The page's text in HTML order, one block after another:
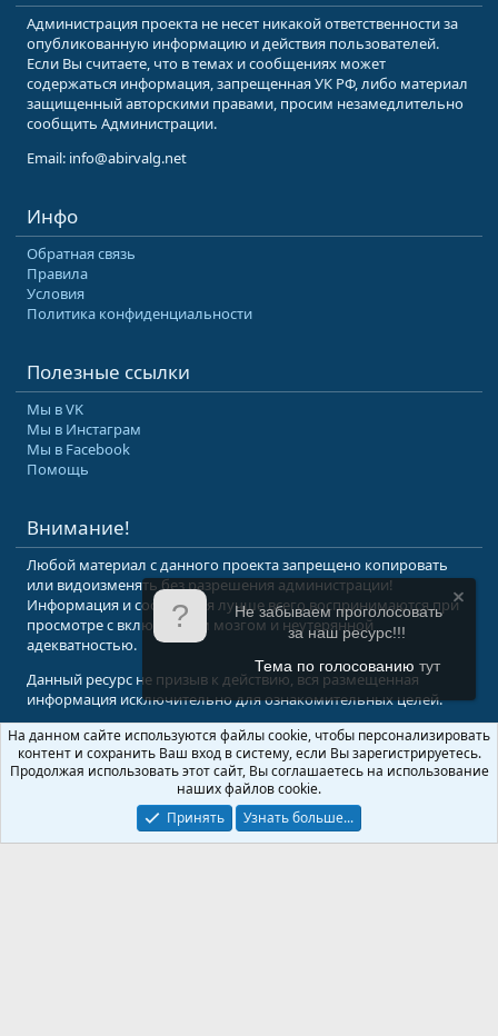
Администрация проекта не несет никакой ответственности за
опубликованную информацию и действия пользователей.
Если Вы считаете, что в темах и сообщениях может
содержаться информация, запрещенная УК РФ, либо материал
защищенный авторскими правами, просим незамедлительно
сообщить Администрации.
Email: info@abirvalg.net
Инфо
Обратная связь
Правила
Условия
Политика конфиденциальности
Полезные ссылки
Мы в VK
Мы в Инстаграм
Мы в Facebook
Помощь
Внимание!
Любой материал с данного проекта запрещено копировать
или видоизменять без разрешения администрации!
Информация и сообщения лучше всего воспринимаются при
просмотре с включенным мозгом и неутерянной
адекватностью.
Данный ресурс не призыв к действию, вся размещенная
информация исключительно для ознакомительных целей.
© 2008-2026 Форум Абырвалг.нет - подводная охота, дайвинг, туризм
Перевод: XenForo.Info
Не забываем проголосовать
за наш ресурс!!!
Тема по голосованию тут
На данном сайте используются файлы cookie, чтобы персонализировать
контент и сохранить Ваш вход в систему, если Вы зарегистрируетесь.
Продолжая использовать этот сайт, Вы соглашаетесь на использование
наших файлов cookie.
Принять
Узнать больше...